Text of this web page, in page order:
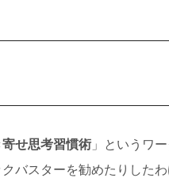
せ思考習慣術 」というワ
バスターを勧めたりしたわ